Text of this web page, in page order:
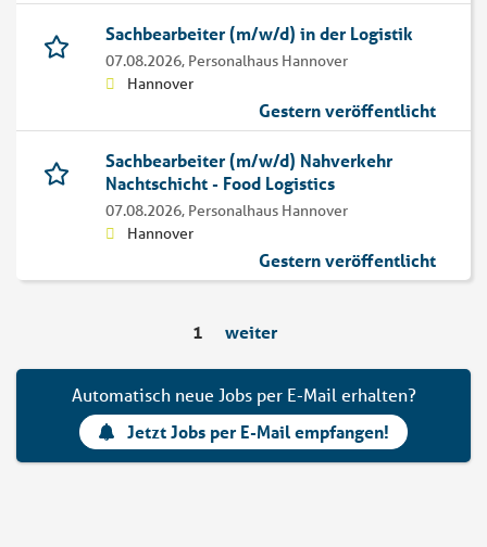
Sachbearbeiter (m/w/d) in der Logistik
07.08.2026, Personalhaus Hannover
Hannover
Gestern veröffentlicht
Sachbearbeiter (m/w/d) Nahverkehr
Nachtschicht - Food Logistics
07.08.2026, Personalhaus Hannover
Hannover
Gestern veröffentlicht
1 weiter
Automatisch neue Jobs per E-Mail erhalten?
Jetzt Jobs per E-Mail empfangen!